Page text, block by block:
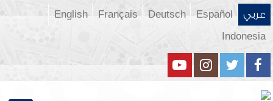
عربي Español
Deutsch
Français
English
Indonesia